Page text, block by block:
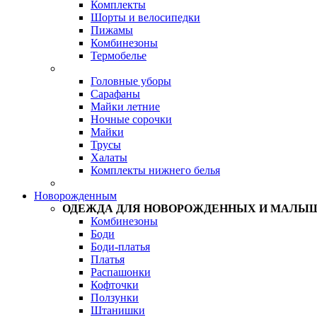
Комплекты
Шорты и велосипедки
Пижамы
Комбинезоны
Термобелье
Головные уборы
Сарафаны
Майки летние
Ночные сорочки
Майки
Трусы
Халаты
Комплекты нижнего белья
Новорожденным
ОДЕЖДА ДЛЯ НОВОРОЖДЕННЫХ И
Комбинезоны
Боди
Боди-платья
Платья
Распашонки
Кофточки
Ползунки
Штанишки